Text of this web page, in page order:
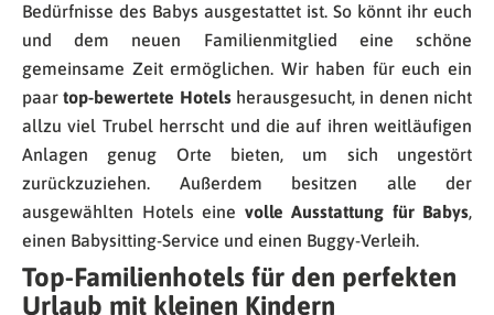
Bedürfnisse des Babys ausgestattet ist. So könnt ihr euch
und dem neuen Familienmitglied eine schöne
gemeinsame Zeit ermöglichen. Wir haben für euch ein
paartop-bewertete Hotelsherausgesucht, in denen nicht
allzu viel Trubel herrscht und die auf ihren weitläufigen
Anlagen genug Orte bieten, um sich ungestört
zurückzuziehen. Außerdem besitzen alle der
ausgewählten Hotels eine volle Ausstattung für Babys,
einen Babysitting-Service und einen Buggy-Verleih.
Top-Familienhotels für den perfekten
Urlaub mit kleinen Kindern